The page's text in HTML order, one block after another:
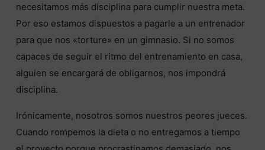
necesitamos más disciplina para cumplir nuestra meta.
Por eso estamos dispuestos a pagarle a un entrenador
para que nos «torture» en un gimnasio. Si no somos
capaces de seguir el ritmo del entrenamiento en casa,
alguien se encargará de obligarnos, nos impondrá
disciplina.
Irónicamente, nosotros somos nuestros peores jueces.
Cuando rompemos la dieta o no entregamos a tiempo